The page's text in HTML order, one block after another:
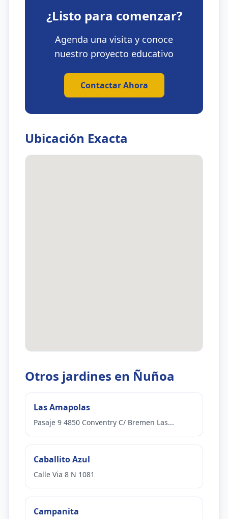
¿Listo para comenzar?
Agenda una visita y conoce
nuestro proyecto educativo
Contactar Ahora
Ubicación Exacta
Otros jardines en Ñuñoa
Las Amapolas
Pasaje 9 4850 Conventry C/ Bremen Las...
Caballito Azul
Calle Via 8 N 1081
Campanita